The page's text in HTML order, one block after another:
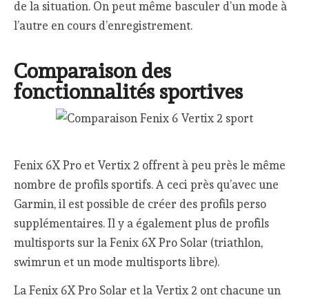
de la situation. On peut même basculer d’un mode à
l’autre en cours d’enregistrement.
Comparaison des
fonctionnalités sportives
Fenix 6X Pro et Vertix 2 offrent à peu près le même
nombre de profils sportifs. A ceci près qu’avec une
Garmin, il est possible de créer des profils perso
supplémentaires. Il y a également plus de profils
multisports sur la Fenix 6X Pro Solar (triathlon,
swimrun et un mode multisports libre).
La Fenix 6X Pro Solar et la Vertix 2 ont chacune un